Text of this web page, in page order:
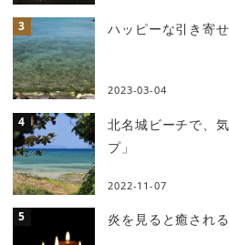
ハッピーな引き寄
2023-03-04
北名城ビーチで、
プ」
2022-11-07
炎を見ると癒され